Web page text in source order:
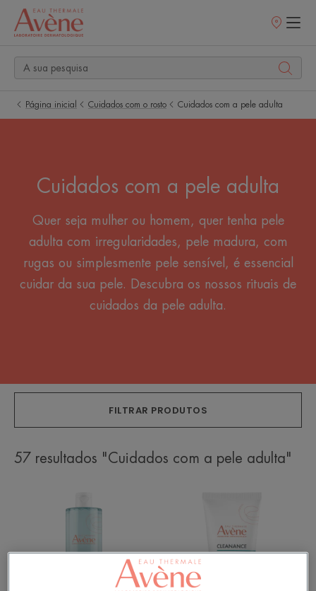
Pontos
Página inicial Cuidados com o rosto Cuidados com a pele adulta
Cuidados com a pele adulta
Quer seja mulher ou homem, quer tenha pele
adulta com irregularidades, pele madura, com
rugas ou simplesmente pele sensível, é essencial
cuidar da sua pele. Descubra os nossos rituais de
cuidados da pele adulta.
FILTRAR PRODUTOS
57 resultados "Cuidados com a pele adulta"
Micelar